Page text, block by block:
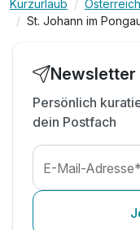
Freie Nutzung
Auszeit -
freier Parkplatz
Kurzurlaub Österreich
St. Johann im
Newsletter
Persönlich
dein Postfach
E-Mail-Adresse*